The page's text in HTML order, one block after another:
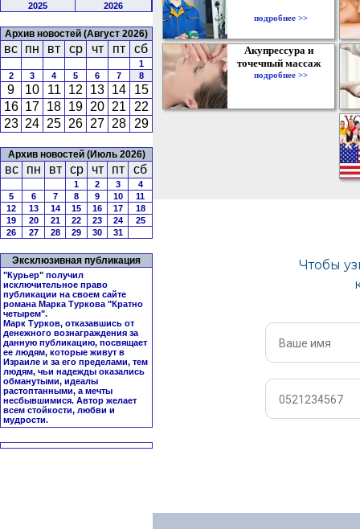
2025 2026
Архив новостей (Август 2026)
вс пн вт ср чт пт сб
1
2
3 4 5 6 7 8
9 10 11 12 13 14
15
16 17 18 19 20 21
22
23 24 25 26 27 28 29
Архив новостей (Июль 2026)
вс пн вт ср чт пт сб
1 2 3
4
5
6 7 8 9 10
11
12
13 14 15 16 17
18
19
20 21 22 23 24
25
26
27 28 29 30 31
Эксклюзивная публикация
"Курьер" получил
исключительное право
публикации на своем сайте
романа Марка Туркова "Кратно
четырем".
Марк Турков, отказавшись от
денежного вознаграждения за
данную публикацию, посвящает
ее людям, которые живут в
Израиле и за его пределами, тем
людям, чьи надежды оказались
обманутыми, идеалы
растоптанными, а мечты
несбывшимися. Автор желает
всем стойкости, любви и
мудрости.
подробнее >>
Акупрессура и
точечный массаж
подробнее >>